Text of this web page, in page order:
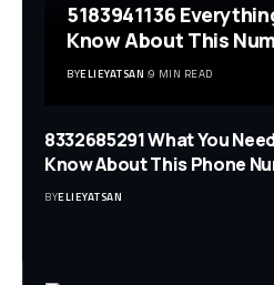
5183941136
Know About This
BYELIEYATSAN 9 MIN READ
8332685291 What You
Know About This Phone
BYELIEYATSAN